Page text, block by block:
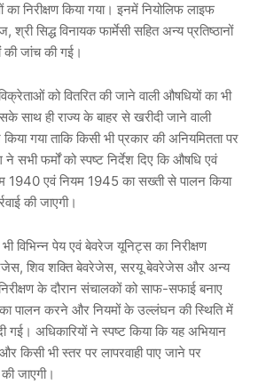
निरीक्षण किया गया। इनमें नियोलिफ लाइफ
सिद्ध विनायक फार्मेसी सहित अन्य प्रतिष्ठानों
जांच की गई।
को वितरित की जाने वाली औषधियों का भी
साथ ही राज्य के बाहर से खरीदी जाने वाली
गया ताकि किसी भी प्रकार की अनियमितता पर
सभी फर्मों को स्पष्ट निर्देश दिए कि औषधि एवं
1940 एवं नियम 1945 का सख्ती से पालन किया
की जाएगी।
विभिन्न पेय एवं बेवरेज यूनिट्स का निरीक्षण
शिव शक्ति बेवरेजेस, सरयू बेवरेजेस और अन्य
के दौरान संचालकों को साफ-सफाई बनाए
का पालन करने और नियमों के उल्लंघन की स्थिति में
गई। अधिकारियों ने स्पष्ट किया कि यह अभियान
किसी भी स्तर पर लापरवाही पाए जाने पर
जाएगी।